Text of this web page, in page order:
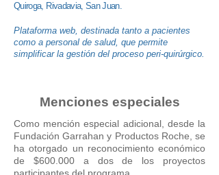
Quiroga, Rivadavia, San Juan.
Plataforma web, destinada tanto a pacientes
como a personal de salud, que permite
simplificar la gestión del proceso peri-quirúrgico.
Menciones especiales
Como mención especial adicional, desde la
Fundación Garrahan y Productos Roche, se
ha otorgado un reconocimiento económico
de $600.000 a dos de los proyectos